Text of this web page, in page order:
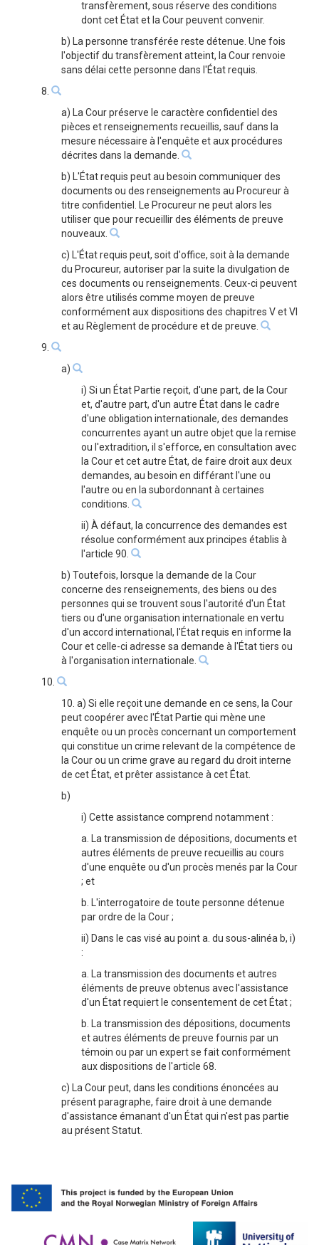
transfèrement, sous réserve des conditions
dont cet État et la Cour peuvent convenir.
b) La personne transférée reste détenue. Une fois
l'objectif du transfèrement atteint, la Cour renvoie
sans délai cette personne dans l'État requis.
8.
a) La Cour préserve le caractère confidentiel des
pièces et renseignements recueillis, sauf dans la
mesure nécessaire à l'enquête et aux procédures
décrites dans la demande.
b) L'État requis peut au besoin communiquer des
documents ou des renseignements au Procureur à
titre confidentiel. Le Procureur ne peut alors les
utiliser que pour recueillir des éléments de preuve
nouveaux.
c) L'État requis peut, soit d'office, soit à la demande
du Procureur, autoriser par la suite la divulgation de
ces documents ou renseignements. Ceux-ci peuvent
alors être utilisés comme moyen de preuve
conformément aux dispositions des chapitres V et VI
et au Règlement de procédure et de preuve.
9.
a)
i) Si un État Partie reçoit, d'une part, de la Cour
et, d'autre part, d'un autre État dans le cadre
d'une obligation internationale, des demandes
concurrentes ayant un autre objet que la remise
ou l'extradition, il s'efforce, en consultation avec
la Cour et cet autre État, de faire droit aux deux
demandes, au besoin en différant l'une ou
l'autre ou en la subordonnant à certaines
conditions.
ii) À défaut, la concurrence des demandes est
résolue conformément aux principes établis à
l'article 90.
b) Toutefois, lorsque la demande de la Cour
concerne des renseignements, des biens ou des
personnes qui se trouvent sous l'autorité d'un État
tiers ou d'une organisation internationale en vertu
d'un accord international, l'État requis en informe la
Cour et celle-ci adresse sa demande à l'État tiers ou
à l'organisation internationale.
10.
10. a) Si elle reçoit une demande en ce sens, la Cour
peut coopérer avec l'État Partie qui mène une
enquête ou un procès concernant un comportement
qui constitue un crime relevant de la compétence de
la Cour ou un crime grave au regard du droit interne
de cet État, et prêter assistance à cet État.
b)
i) Cette assistance comprend notamment :
a. La transmission de dépositions, documents et
autres éléments de preuve recueillis au cours
d'une enquête ou d'un procès menés par la Cour
; et
b. L'interrogatoire de toute personne détenue
par ordre de la Cour ;
ii) Dans le cas visé au point a. du sous-alinéa b, i)
:
a. La transmission des documents et autres
éléments de preuve obtenus avec l'assistance
d'un État requiert le consentement de cet État ;
b. La transmission des dépositions, documents
et autres éléments de preuve fournis par un
témoin ou par un expert se fait conformément
aux dispositions de l'article 68.
c) La Cour peut, dans les conditions énoncées au
présent paragraphe, faire droit à une demande
d'assistance émanant d'un État qui n'est pas partie
au présent Statut.